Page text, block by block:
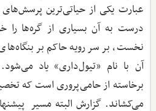
عبارت یکی از حیاتی‌ترین
درست به آن بسیاری از گره‌ها را
نخست، بر سر رویه حاکم بر
آن با نام «تیول‌داری» یاد
برخاسته از حامی‌پروری است که
می‌کشاند. گزارش البته مسیر